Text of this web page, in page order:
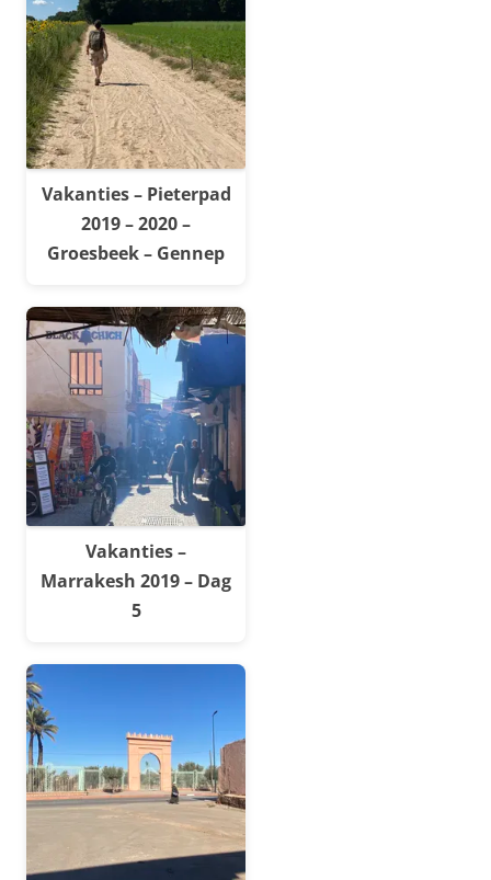
Vakanties – Pieterpad
2019 – 2020 –
Groesbeek – Gennep
Vakanties –
Marrakesh 2019 – Dag
5